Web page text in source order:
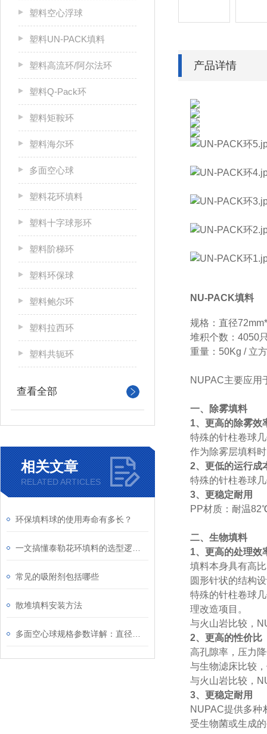
塑料空心浮球
塑料UN-PACK填料
塑料高流环/阿尔法环
塑料Q-Pack环
塑料矩鞍环
塑料海尔环
多面空心球
塑料花环填料
塑料十字球形环
塑料阶梯环
塑料环保球
塑料鲍尔环
塑料拉西环
塑料共轭环
查看全部
相关文章
RELATED ARTICLES
环保填料球的使用寿命有多长？
常见的吸附剂包括哪些
散堆填料安装方法
产品详情
NU-PACK填料
规格：直径
堆积个数：4050
重量：50Kg / 立
NUPAC主要应用
一、除雾填料
1、更高的除雾效
特殊的针柱卷球
作为除雾层填料
2、更低的运行成
特殊的针柱卷球
3、更稳定耐用
PP材质：耐温
二、生物填料
1、更高的处理效
填料本身具有高
圆形针状的结构
特殊的针柱卷球
理改造项目。
与火山岩比较，
2、更高的性价比
高孔隙率，压力
与生物滤床比较
与火山岩比较，
3、更稳定耐用
NUPAC提供多
受生物菌或生成